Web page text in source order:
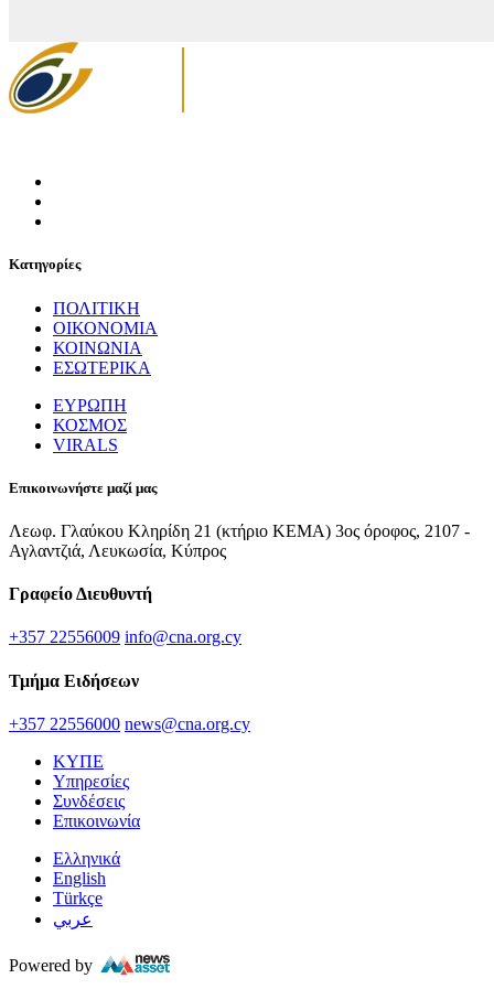
Κατηγορίες
ΠΟΛΙΤΙΚΗ
ΟΙΚΟΝΟΜΙΑ
ΚΟΙΝΩΝΙΑ
ΕΣΩΤΕΡΙΚΑ
ΕΥΡΩΠΗ
ΚΟΣΜΟΣ
VIRALS
Επικοινωνήστε μαζί μας
Λεωφ. Γλαύκου Κληρίδη 21 (κτήριο ΚΕΜΑ) 3ος όροφος, 2107 -
Αγλαντζιά, Λευκωσία, Κύπρος
Γραφείο Διευθυντή
+357 22556009 info@cna.org.cy
Τμήμα Ειδήσεων
+357 22556000 news@cna.org.cy
ΚΥΠΕ
Υπηρεσίες
Συνδέσεις
Επικοινωνία
Ελληνικά
English
Türkçe
عربي
Powered by